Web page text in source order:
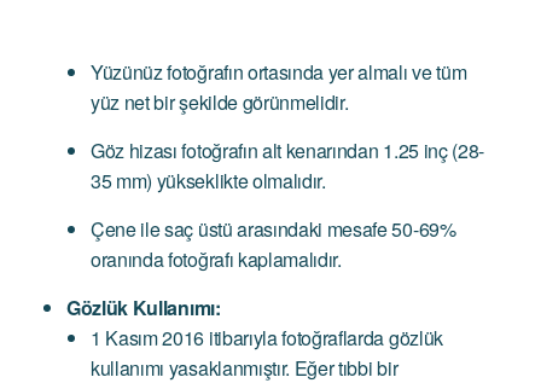
Yüzünüz fotoğrafın ortasında yer almalı ve tüm
yüz net bir şekilde görünmelidir.
Göz hizası fotoğrafın alt kenarından 1.25 inç (28-
35 mm) yükseklikte olmalıdır.
Çene ile saç üstü arasındaki mesafe 50-69%
oranında fotoğrafı kaplamalıdır.
Gözlük Kullanımı:
1 Kasım 2016 itibarıyla fotoğraflarda gözlük
kullanımı yasaklanmıştır. Eğer tıbbi bir